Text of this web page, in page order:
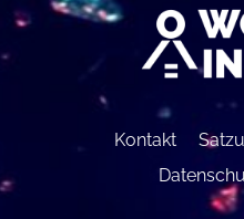
Kontakt